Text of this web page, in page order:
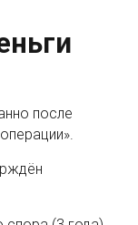
после